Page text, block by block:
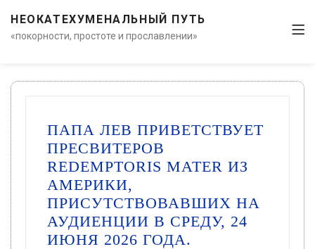
НЕОКАТЕХУМЕНАЛЬНЫЙ ПУТЬ
«покорности, простоте и прославлении»
ПАПА ЛЕВ ПРИВЕТСТВУЕТ
ПРЕСВИТЕРОВ
REDEMPTORIS MATER ИЗ
АМЕРИКИ,
ПРИСУТСТВОВАВШИХ НА
АУДИЕНЦИИ В СРЕДУ, 24
ИЮНЯ 2026 ГОДА.